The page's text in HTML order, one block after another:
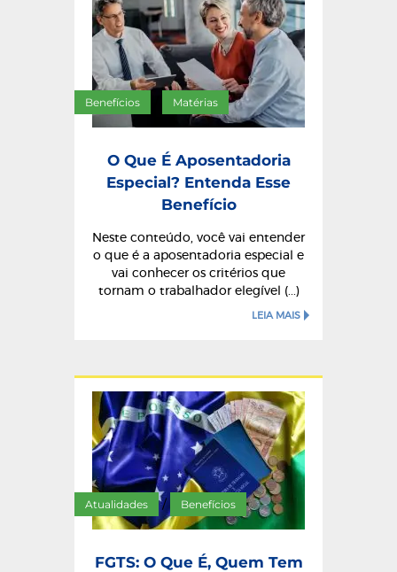
Benefícios Matérias
O Que É Aposentadoria
Especial? Entenda Esse
Benefício
Neste conteúdo, você vai entender
o que é a aposentadoria especial e
vai conhecer os critérios que
tornam o trabalhador elegível (...)
LEIA MAIS
Atualidades / Benefícios
FGTS: O Que É, Quem Tem